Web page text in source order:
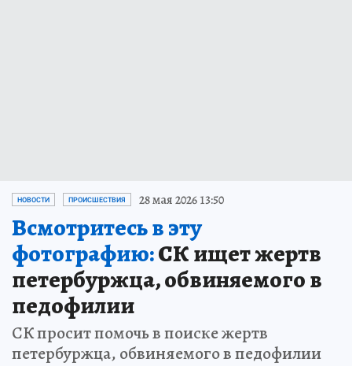
НОВОСТИ ПРОИСШЕСТВИЯ 28 мая 2026 13:50
Всмотритесь в эту
фотографию:СК ищет жертв
петербуржца, обвиняемого в
педофилии
СК просит помочь в поиске жертв
петербуржца, обвиняемого в педофилии